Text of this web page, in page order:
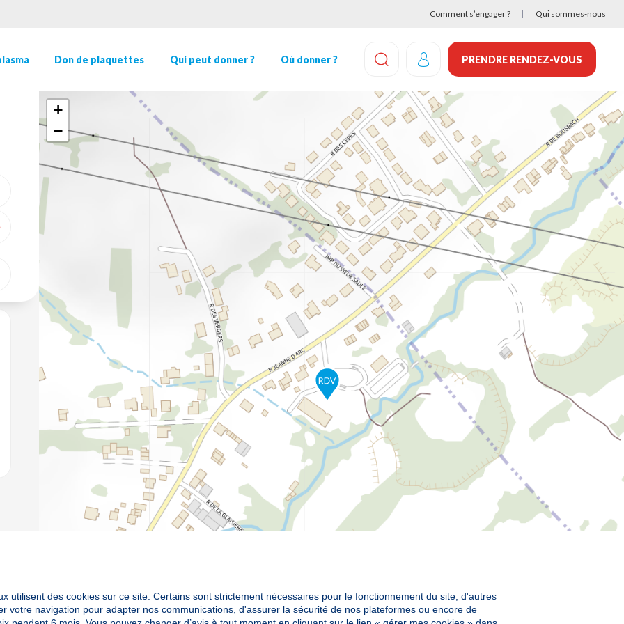
Comment s’engager ? Qui sommes-nous
Don de plaquettes Qui peut donner ? Où donner ?
EFFECTUEZ UNE RECHERCHE
PRENDRE RENDEZ-VOUS
GÉOLOCALISER
aux favoris
+
−
utilisent des cookies sur ce site. Certains sont strictement nécessaires pour le fonctionnement du site, d'autres
votre navigation pour adapter nos communications, d'assurer la sécurité de nos plateformes ou encore de